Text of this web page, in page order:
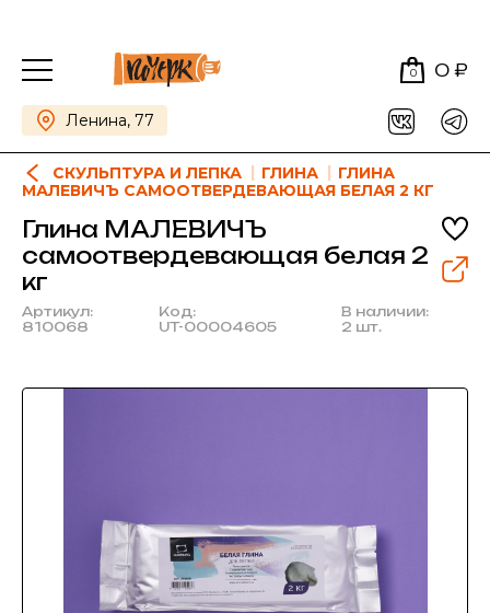
0 0 ₽
Ленина, 77
СКУЛЬПТУРА И ЛЕПКА ГЛИНА
ГЛИНА
МАЛЕВИЧЪ САМООТВЕРДЕВАЮЩАЯ БЕЛАЯ 2 КГ
Глина МАЛЕВИЧЪ
самоотвердевающая белая 2
кг
Артикул:
810068
Код:
UT-00004605
В наличии:
2 шт.